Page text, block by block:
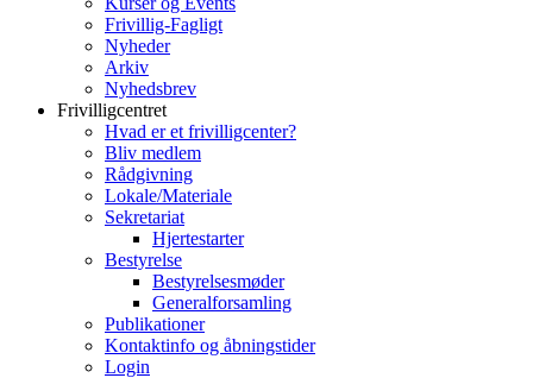
Frivillig-Fagligt
Nyheder
Arkiv
Nyhedsbrev
Frivilligcentret
Hvad er et frivilligcenter?
Bliv medlem
Rådgivning
Lokale/Materiale
Sekretariat
Hjertestarter
Bestyrelse
Bestyrelsesmøder
Generalforsamling
Publikationer
Kontaktinfo og åbningstider
Login